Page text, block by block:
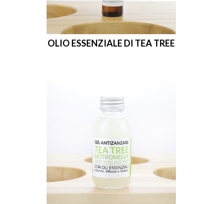
OLIO ESSENZIALE DI TEA TREE